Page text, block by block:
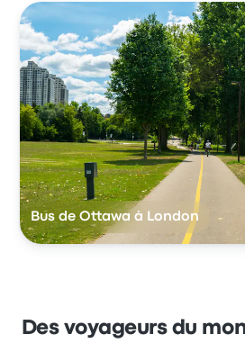
Bus de Ottawa à London
Des voyageurs du